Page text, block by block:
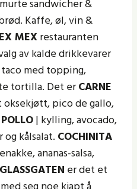
sandwicher &
Kaffe, øl, vin &
MEXrestauranten
av kalde drikkevarer
med topping,
tortilla. Det erCARNE
pico de gallo,
| kylling, avocado,
kålsalat. COCHINITA
ananas-salsa,
er det et